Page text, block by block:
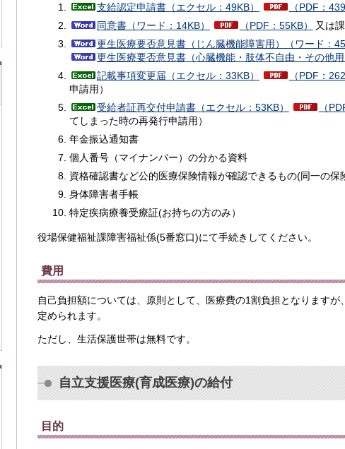
支給認定申請書（エクセル：49KB）
（PDF：
同意書（ワード：14KB）
（PDF：55KB）
又は
更生医療要否意見書（じん臓機能障害用）（ワード：
更生医療要否意見書（心臓機能・肢体不自由・その他用
記載事項変更届（エクセル：33KB）
（PDF：
申請用）
受給者証再交付申請書（エクセル：53KB）
（
てしまった時の再発行申請用）
年金振込通知書
個人番号（マイナンバー）の分かる資料
資格確認書など公的医療保険情報が確認できるもの(同一の保
身体障害者手帳
特定疾病療養受療証(お持ちの方のみ）
役場保健福祉課障害福祉係(5番窓口)にて手続きしてください。
費用
自己負担額については、原則として、医療費の1割負担となります
定められます。
ただし、生活保護世帯は無料です。
自立支援医療(育成医療)の給付
目的